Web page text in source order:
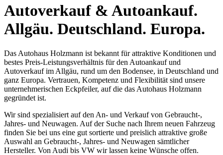
Autoverkauf & Autoankauf.
Allgäu. Deutschland. Europa.
Das Autohaus Holzmann ist bekannt für attraktive Konditionen und
bestes Preis-Leistungsverhältnis für den Autoankauf und
Autoverkauf im Allgäu, rund um den Bodensee, in Deutschland und
ganz Europa. Vertrauen, Kompetenz und Flexibilität sind unsere
unternehmerischen Eckpfeiler, auf die das Autohaus Holzmann
gegründet ist.
Wir sind spezialisiert auf den An- und Verkauf von Gebraucht-,
Jahres- und Neuwagen. Auf der Suche nach Ihrem neuen Fahrzeug
finden Sie bei uns eine gut sortierte und preislich attraktive große
Auswahl an Gebraucht-, Jahres- und Neuwagen sämtlicher
Hersteller. Von Audi bis VW wir lassen keine Wünsche offen.